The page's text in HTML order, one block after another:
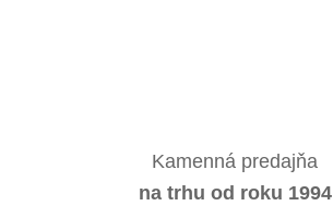
Kamenná predajňa
na trhu od roku 1994